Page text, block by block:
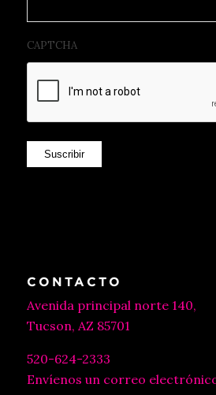
CAPTCHA
Suscribir
CONTACTO
Avenida principal norte 140,
Tucson, AZ 85701
520-624-2333
Envíenos un correo